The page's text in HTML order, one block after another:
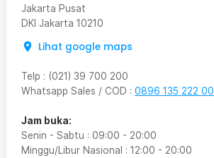
Jakarta Pusat
DKI Jakarta 10210
Lihat google maps
Telp : (021) 39 700 200
Whatsapp Sales / COD : 0896 135 222 00
Jam buka:
Senin - Sabtu : 09:00 - 20:00
Minggu/Libur Nasional : 12:00 - 20:00